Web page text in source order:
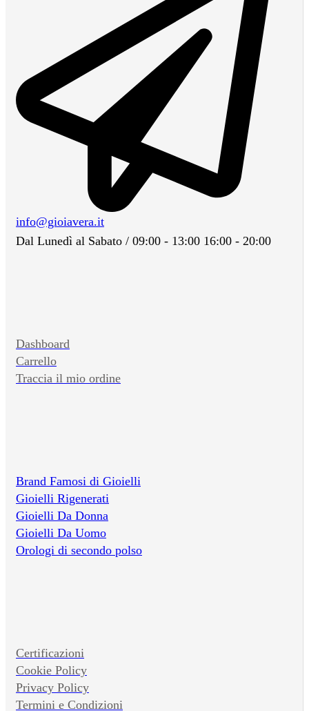
info@gioiavera.it
Dal Lunedì al Sabato / 09:00 - 13:00 16:00 - 20:00
Dashboard
Carrello
Traccia il mio ordine
Brand Famosi di Gioielli
Gioielli Rigenerati
Gioielli Da Donna
Gioielli Da Uomo
Orologi di secondo polso
Certificazioni
Cookie Policy
Privacy Policy
Termini e Condizioni